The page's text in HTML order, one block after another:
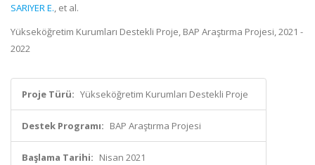
SARIYER E., et al.
Yükseköğretim Kurumları Destekli Proje, BAP Araştırma Projesi, 2021 -
2022
Proje Türü: Yükseköğretim Kurumları Destekli Proje
Destek Programı: BAP Araştırma Projesi
Başlama Tarihi: Nisan 2021